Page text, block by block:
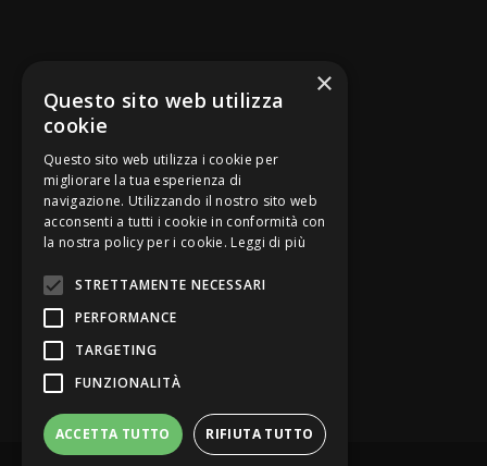
Be Bankers è ideato da
×
Questo sito web utilizza
cookie
Questo sito web utilizza i cookie per
migliorare la tua esperienza di
navigazione. Utilizzando il nostro sito web
acconsenti a tutti i cookie in conformità con
la nostra policy per i cookie. Leggi di più
STRETTAMENTE NECESSARI
PERFORMANCE
TARGETING
FUNZIONALITÀ
ACCETTA TUTTO RIFIUTA TUTTO